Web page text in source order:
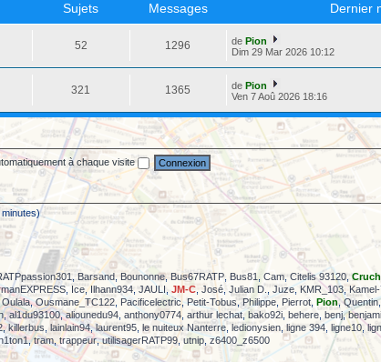
Sujets Messages Dernier
52 1296 dePion
Dim 29 Mar 2026 10:12
321 1365 dePion
Ven 7 Aoû 2026 18:16
à chaque visite
,Barsand Bounonne Bus67RATP Bus81 Cam,Citelis 93120,
, Ice,Ilhann934 ,JAULI JM-C José Julian D. ,Juze, KMR_103
Oulala,Ousmane_TC122 Pacificelectric ,Petit-Tobus,Philippe Pierrot Pion,Quentin
,al1du93100,aliounedu94 anthony0774 arthur lechat, bako92i behere benj,
,killerbus lainlain94,laurent95 le nuiteux Nanterre,ledionysien ligne 394 ligne10 ,
,tram,trappeur,utilisagerRATP99, utnip ,z6400_z6500